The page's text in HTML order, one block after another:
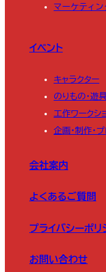
マーケティン
イベント
キャラクター
のりもの・遊
工作ワークシ
企画・制作・
会社案内
よくあるご質問
プライバシーポリ
お問い合わせ